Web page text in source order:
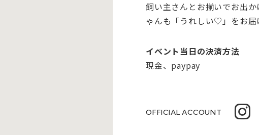
飼い主さんとお揃いでお出か
ゃんも「うれしい♡」をお
イベント当日の決済方法
現金、paypay
OFFICIAL ACCOUNT